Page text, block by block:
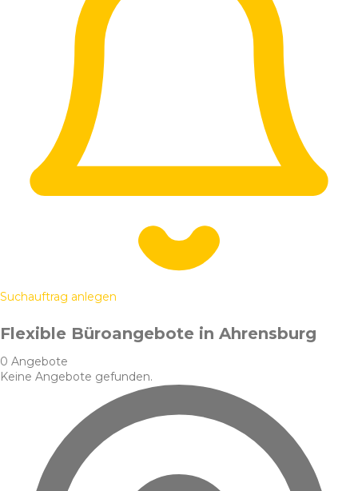
Suchauftrag anlegen
Flexible Büroangebote in Ahrensburg
0 Angebote
Keine Angebote gefunden.